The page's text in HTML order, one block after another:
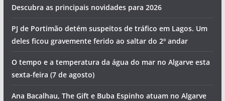
Descubra as principais novidades para 2026
PJ de Portimão detém suspeitos de tráfico em Lagos. Um
deles ficou gravemente ferido ao saltar do 2º andar
O tempo e a temperatura da água do mar no Algarve esta
sexta-feira (7 de agosto)
Ana Bacalhau, The Gift e Buba Espinho atuam no Algarve